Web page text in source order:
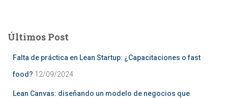
r
Últimos Post
Falta de práctica en Lean Startup: ¿Capacitaciones o fast
food? 12/09/2024
Lean Canvas: diseñando un modelo de negocios que